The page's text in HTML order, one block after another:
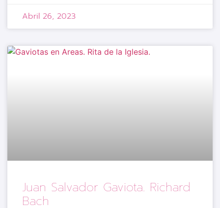
Abril 26, 2023
Juan Salvador Gaviota. Richard
Bach